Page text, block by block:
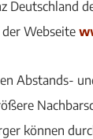
Deutschland
der Webseite
Abstands-
können